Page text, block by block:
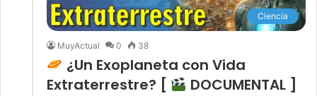
Ciencia
MuyActual 0 38
¿Un Exoplaneta con Vida
Extraterrestre? [
DOCUMENTAL ]